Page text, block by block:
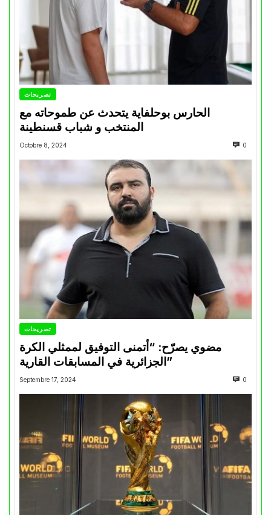
تصريحات
الحارس بوحلفاية يتحدث عن طموحاته مع
المنتخب و شباب قسنطينة
Octobre 8, 2024 0
تصريحات
مضوي يصرّح: “أتمنى التوفيق لممثلي الكرة
الجزائرية في المسابقات القارية”
Septembre 17, 2024 0